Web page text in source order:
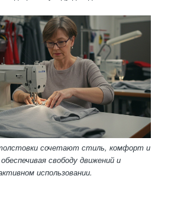
сочетают стиль, комфорт и
свободу движений и
использовании.